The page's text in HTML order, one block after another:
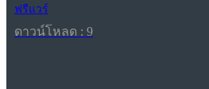
ฟรีแวร์
ดาวน์โหลด : 9